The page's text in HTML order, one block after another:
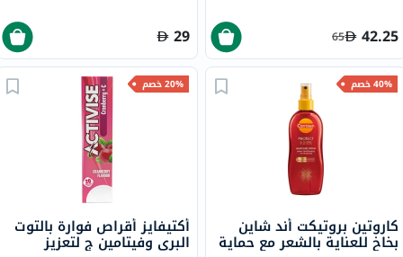
42.25
65
29
40% خصم
كاروتين بروتيكت أند شاين
بخاخ للعناية بالشعر مع حماية
20% خصم
أكتيفايز أقراص فوارة بالتوت
البري وفيتامين ج لتعزيز